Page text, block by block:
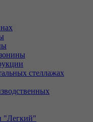
стеллажах
"Легкий"